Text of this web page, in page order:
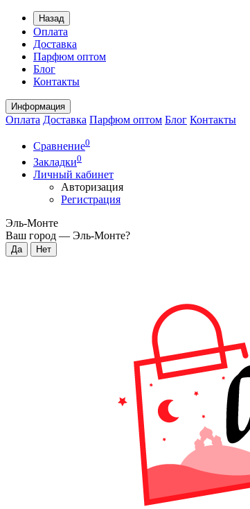
Назад
Оплата
Доставка
Парфюм оптом
Блог
Контакты
Информация
Оплата Доставка Парфюм оптом Блог Контакты
Сравнение0
Закладки0
Личный кабинет
Авторизация
Регистрация
Эль-Монте
Ваш город — Эль-Монте?